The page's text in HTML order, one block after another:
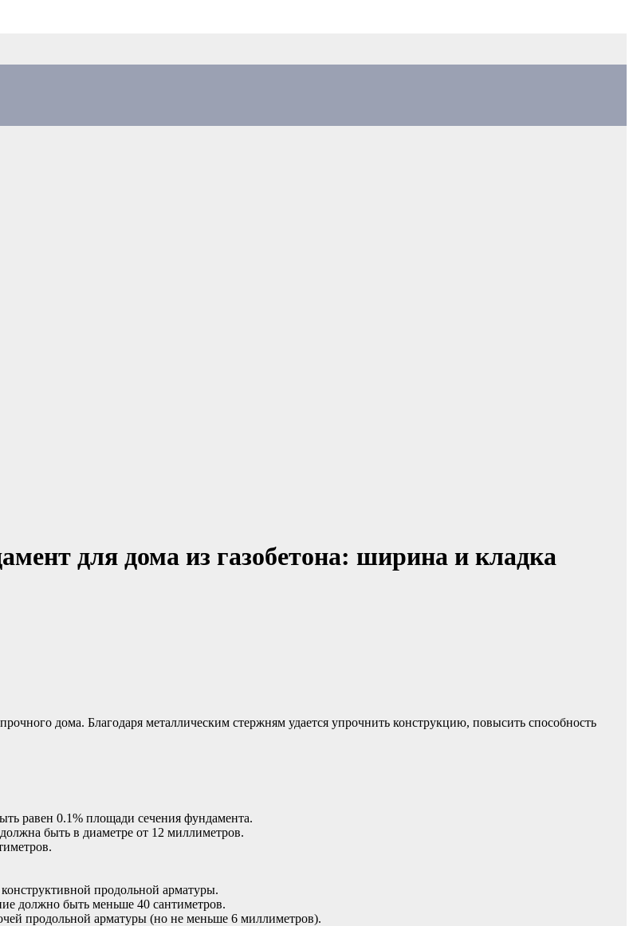
для дома из газобетона: ширина и кладка
дома. Благодаря металлическим стержням удается упрочнить конструкцию, повысить способность
равен 0.1% площади сечения фундамента.
быть в диаметре от 12 миллиметров.
продольной арматуры.
должно быть меньше 40 сантиметров.
продольной арматуры (но не меньше 6 миллиметров).